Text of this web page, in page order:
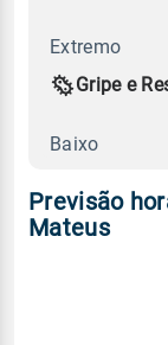
Extremo
Gripe e
Baixo
Previsão
Mateus